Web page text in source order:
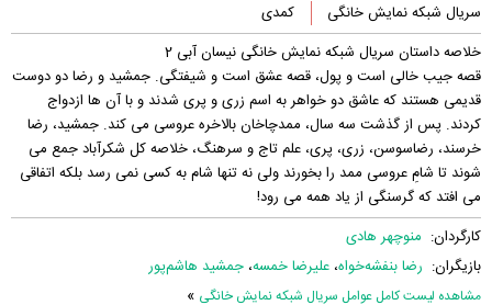
سریال شبکه نمایش خانگی
کمدی
خلاصه داستان سریال شبکه نمایش خانگی نیسان آبی 2
قصه جیب خالی است و پول، قصه عشق است و شیفتگی. جمشید و رضا دو دوست
قدیمی هستند که عاشق دو خواهر به اسم زری و پری شدند و با آن ها ازدواج
کردند. پس از گذشت سه سال، ممدچاخان بالاخره عروسی می کند. جمشید، رضا
خرسند، رضاسوسن، زری، پری، علم تاج و سرهنگ، خلاصه کل شکرآباد جمع می
شوند تا شامِ عروسی ممد را بخورند ولی نه تنها شام به کسی نمی رسد بلکه اتفاقی
می افتد که گرسنگی از یاد همه می رود!
کارگردان: منوچهر هادی
بازیگران: رضا بنفشه‌خواه، علیرضا خمسه، جمشید هاشم‌پور
مشاهده لیست کامل عوامل سریال شبکه نمایش خانگی »